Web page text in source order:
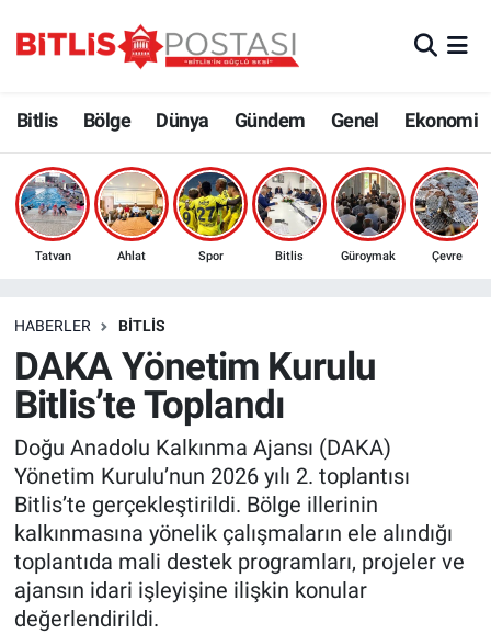
Bitlis Bölge Dünya Gündem Genel Ekonomi
Tatvan Ahlat Spor Bitlis Güroymak Çevre
HABERLER BITLIS
DAKA Yönetim Kurulu
Bitlis’te Toplandı
Doğu Anadolu Kalkınma Ajansı (DAKA)
Yönetim Kurulu’nun 2026 yılı 2. toplantısı
Bitlis’te gerçekleştirildi. Bölge illerinin
kalkınmasına yönelik çalışmaların ele alındığı
toplantıda mali destek programları, projeler ve
ajansın idari işleyişine ilişkin konular
değerlendirildi.
Bölge
Çevre
Eğitim
Ekonomi
Genel
Gündem
Kültür-Sanat
Bitlis Trafik Yoğunluk Haritası
Süper Lig Puan Durumu ve Fikstür
Son Dakika Haberleri
Haber Arşivi